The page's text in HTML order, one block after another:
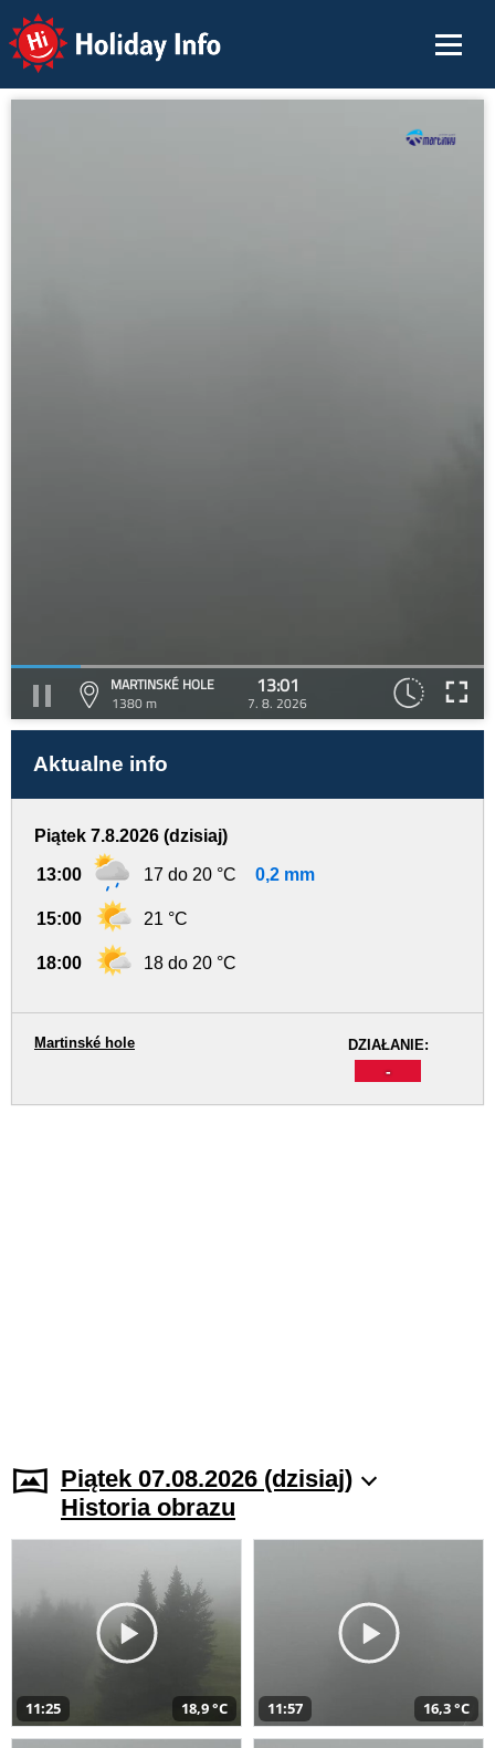
Holiday Info
MARTINSKÉ HOLE
1380 m
13:01
7. 8. 2026
Aktualne info
Piątek 7.8.2026 (dzisiaj)
13:00 17 do 20 °C 0,2 mm
15:00 21 °C
18:00 18 do 20 °C
DZIAŁANIE:
-
Martinské hole
Piątek 07.08.2026 (dzisiaj)
Historia obrazu
11:25 18,9 °C 11:57 16,3 °C